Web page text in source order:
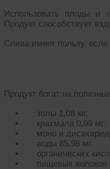
Использовать плоды и
Продукт способствует
Слива имеет пользу,
Продукт богат на
золы 1,08 мг.
крахмала 0,99 мг.
моно и
воды 85,98 мг.
органических
пищевых волокон